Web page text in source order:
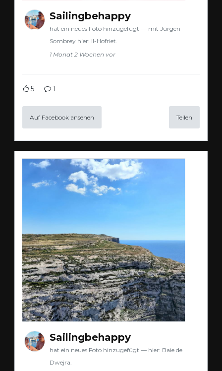
Sailingbehappy
hat ein neues Foto hinzugefügt — mit Jürgen
Sombrey hier: Il-Hofriet.
1 Monat 2 Wochen vor
5 1
Auf Facebook ansehen Teilen
Sailingbehappy
hat ein neues Foto hinzugefügt — hier: Baie de
Dwejra.